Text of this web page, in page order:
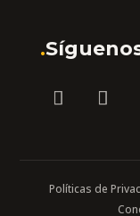
.
Políticas de